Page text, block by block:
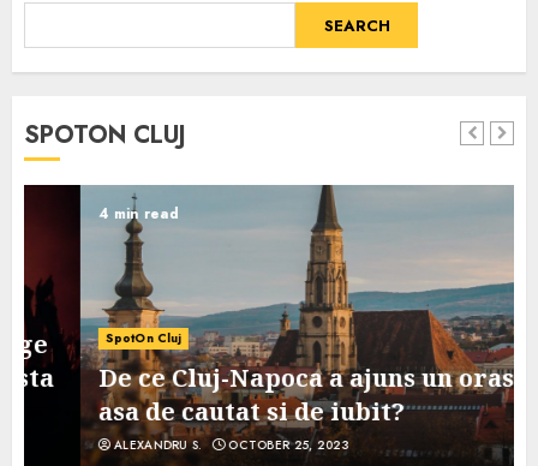
SEARCH
SPOTON CLUJ
4 min read
SpotOn Cluj
De ce Cluj-Napoca a ajuns un oras
asa de cautat si de iubit?
ALEXANDRU S. OCTOBER 25, 2023